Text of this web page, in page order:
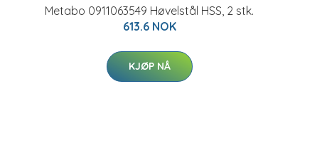
Metabo 0911063549 Høvelstål HSS, 2 stk.
613.6 NOK
KJØP NÅ